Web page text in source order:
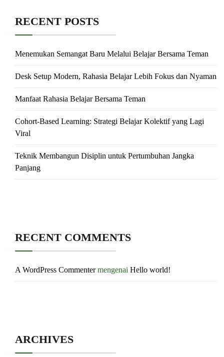
RECENT POSTS
Menemukan Semangat Baru Melalui Belajar Bersama Teman
Desk Setup Modern, Rahasia Belajar Lebih Fokus dan Nyaman
Manfaat Rahasia Belajar Bersama Teman
Cohort-Based Learning: Strategi Belajar Kolektif yang Lagi
Viral
Teknik Membangun Disiplin untuk Pertumbuhan Jangka
Panjang
RECENT COMMENTS
A WordPress Commentermengenai Hello world!
ARCHIVES